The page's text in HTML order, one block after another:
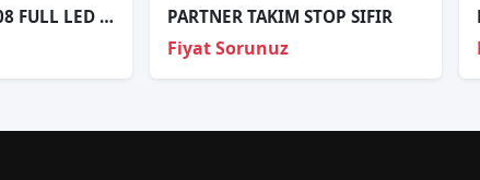
PEUGEOT 208-2008 FULL LED TAKIM FAR ORJİNAL 20-24 PARTNER TAKIM STOP SIFIR
Fiyat Sorunuz